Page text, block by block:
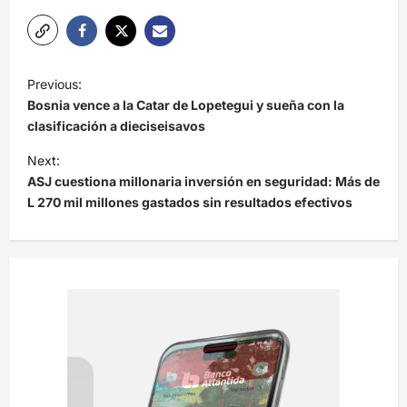
N
a
v
e
g
a
c
Previous:
Bosnia vence a la Catar de Lopetegui y sueña con la
clasificación a dieciseisavos
Next:
ASJ cuestiona millonaria inversión en seguridad: Más de
L 270 mil millones gastados sin resultados efectivos